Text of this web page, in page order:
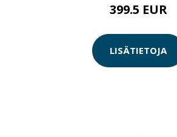
399.5 EUR
LISÄTIETOJA